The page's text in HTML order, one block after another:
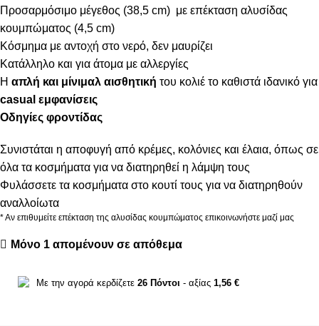
Προσαρμόσιμο μέγεθος (38,5 cm) με επέκταση αλυσίδας
κουμπώματος (4,5 cm)
Κόσμημα με αντοχή στο νερό, δεν μαυρίζει
Κατάλληλο και για άτομα με αλλεργίες
Η απλή και μίνιμαλ αισθητική του κολιέ το καθιστά ιδανικό για
casual εμφανίσεις
Οδηγίες φροντίδας
Συνιστάται η αποφυγή από κρέμες, κολόνιες και έλαια, όπως σε
όλα τα κοσμήματα για να διατηρηθεί η λάμψη τους
Φυλάσσετε τα κοσμήματα στο κουτί τους για να διατηρηθούν
αναλλοίωτα
* Αν επιθυμείτε επέκταση της αλυσίδας κουμπώματος επικοινωνήστε μαζί μας
Μόνο 1 απομένουν σε απόθεμα
Με την αγορά κερδίζετε 26 Πόντοι - αξίας 1,56 €